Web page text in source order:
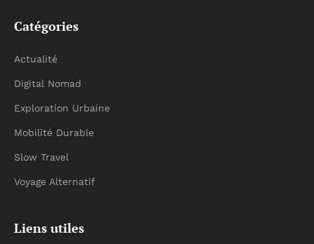
Catégories
Actualité
Digital Nomad
Exploration Urbaine
Mobilité Durable
Slow Travel
Voyage Alternatif
Liens utiles